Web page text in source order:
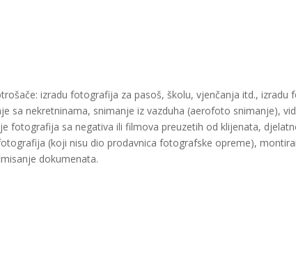
izradu fotografija za pasoš, školu, vjenčanja itd.,
sa nekretninama, snimanje iz vazduha (aerofoto snimanje),
fotografija sa negativa ili filmova preuzetih od klijenata,
(koji nisu dio prodavnica fotografske opreme),
dokumenata.